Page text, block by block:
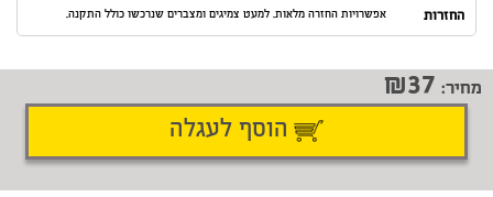
החזרות אפשרויות החזרה מלאות. למעט צמיגים ומצברים שנרכשו כולל התקנה.
שתף דיווח על טעות
מחיר: 37
הוסף לעגלה